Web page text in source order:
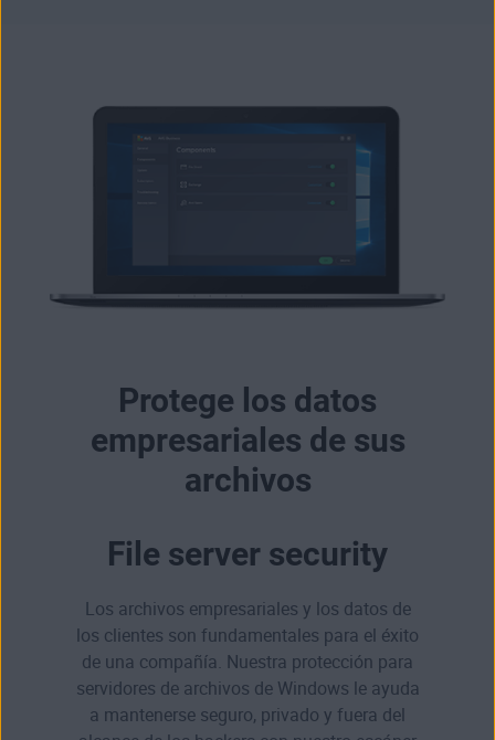
Protege los datos
empresariales de sus
archivos
File server security
Los archivos empresariales y los datos de
los clientes son fundamentales para el éxito
de una compañía. Nuestra protección para
servidores de archivos de Windows le ayuda
a mantenerse seguro, privado y fuera del